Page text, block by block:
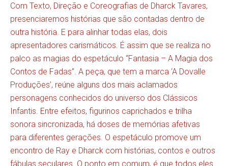
Com Texto, Direção e Coreografias de Dharck Tavares,
presenciaremos histórias que são contadas dentro de
outra história. E para alinhar todas elas, dois
apresentadores carismáticos. É assim que se realiza no
palco as magias do espetáculo “Fantasia – A Magia dos
Contos de Fadas”. A peça, que tem a marca ‘A Dovalle
Produções’, reúne alguns dos mais aclamados
personagens conhecidos do universo dos Clássicos
Infantis. Entre efeitos, figurinos caprichados e trilha
sonora sincronizada, há doses de memórias afetivas
para diferentes gerações. O espetáculo promove um
encontro de Ray e Dharck com histórias, contos e outros
fábulas seculares. O ponto em comum, é que todos eles